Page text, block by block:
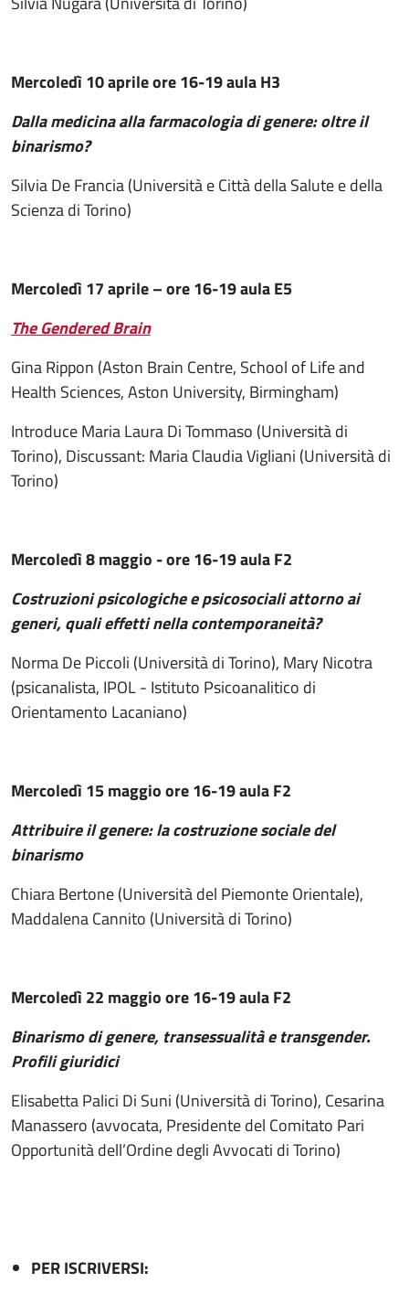
Mercoledì 10 aprile ore 16-19 aula H3
Dalla medicina alla farmacologia di genere: oltre il
binarismo?
Silvia De Francia (Università e Città della Salute e della
Scienza di Torino)
Mercoledì 17 aprile – ore 16-19 aula E5
The Gendered Brain
Gina Rippon (Aston Brain Centre, School of Life and
Health Sciences, Aston University, Birmingham)
Introduce Maria Laura Di Tommaso (Università di
Torino), Discussant: Maria Claudia Vigliani (Università di
Torino)
Mercoledì 8 maggio - ore 16-19 aula F2
Costruzioni psicologiche e psicosociali attorno ai
generi, quali effetti nella contemporaneità?
Norma De Piccoli (Università di Torino), Mary Nicotra
(psicanalista, IPOL - Istituto Psicoanalitico di
Orientamento Lacaniano)
Mercoledì 15 maggio ore 16-19 aula F2
Attribuire il genere: la costruzione sociale del
binarismo
Chiara Bertone (Università del Piemonte Orientale),
Maddalena Cannito (Università di Torino)
Mercoledì 22 maggio ore 16-19 aula F2
Binarismo di genere, transessualità e transgender.
Profili giuridici
Elisabetta Palici Di Suni (Università di Torino), Cesarina
Manassero (avvocata, Presidente del Comitato Pari
Opportunità dell’Ordine degli Avvocati di Torino)
PER ISCRIVERSI: